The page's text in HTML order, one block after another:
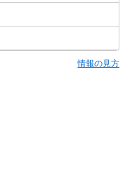
情報の見方